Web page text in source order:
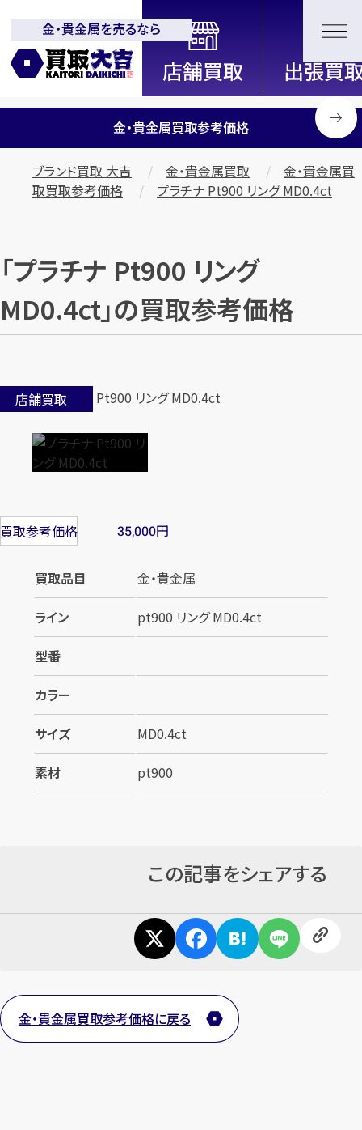
全国2200店舗以上展開中！
信頼と実績の買取専門店「買取大
吉」
金・貴金属を売るなら
金・貴金属買取参考価格
ブランド買取 大吉 金・貴金属買取
金・貴金属買
取買取参考価格
プラチナ Pt900 リング MD0.4ct
「プラチナ Pt900 リング
MD0.4ct」の買取参考価格
店舗買取
買取参考価格 35,000円
買取品目
金・貴金属
ライン
pt900 リング MD0.4ct
型番
カラー
サイズ
MD0.4ct
素材
pt900
この記事をシェアする
金・貴金属買取参考価格に戻る